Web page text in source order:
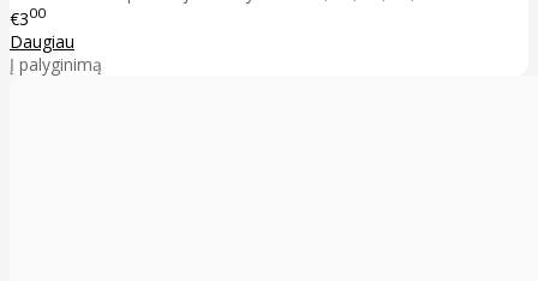
€300
Daugiau
Į palyginimą